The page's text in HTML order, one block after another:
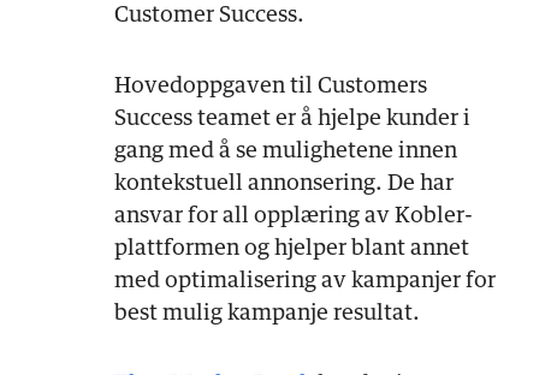
Customer Success.
Hovedoppgaven til Customers
Success teamet er å hjelpe kunder i
gang med å se mulighetene innen
kontekstuell annonsering. De har
ansvar for all opplæring av Kobler-
plattformen og hjelper blant annet
med optimalisering av kampanjer for
best mulig kampanje resultat.